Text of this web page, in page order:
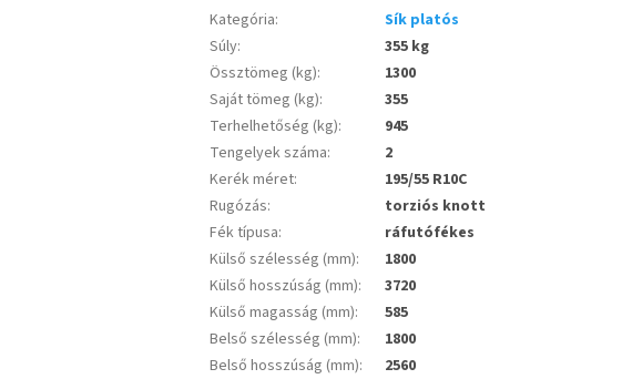
Kategória:
Sík platós
Súly:
355 kg
Össztömeg (kg):
1300
Saját tömeg (kg):
355
Terhelhetőség (kg):
945
Tengelyek száma:
2
Kerék méret:
195/55 R10C
Rugózás:
torziós knott
Fék típusa:
ráfutófékes
Külső szélesség (mm):
1800
Külső hosszúság (mm):
3720
Külső magasság (mm):
585
Belső szélesség (mm):
1800
Belső hosszúság (mm):
2560